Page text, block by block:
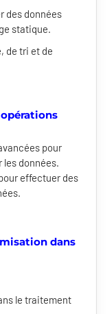
des données
statique.
de tri et de
pour
données.
effectuer des
dans
le traitement